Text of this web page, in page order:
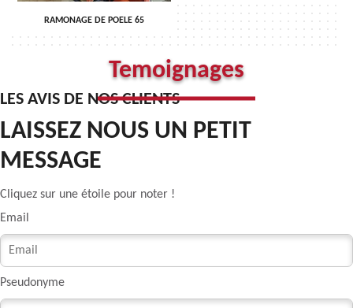
RAMONAGE DE POELE 65
Temoignages
LES AVIS DE NOS CLIENTS
LAISSEZ NOUS UN PETIT
MESSAGE
Cliquez sur une étoile pour noter !
Email
Pseudonyme